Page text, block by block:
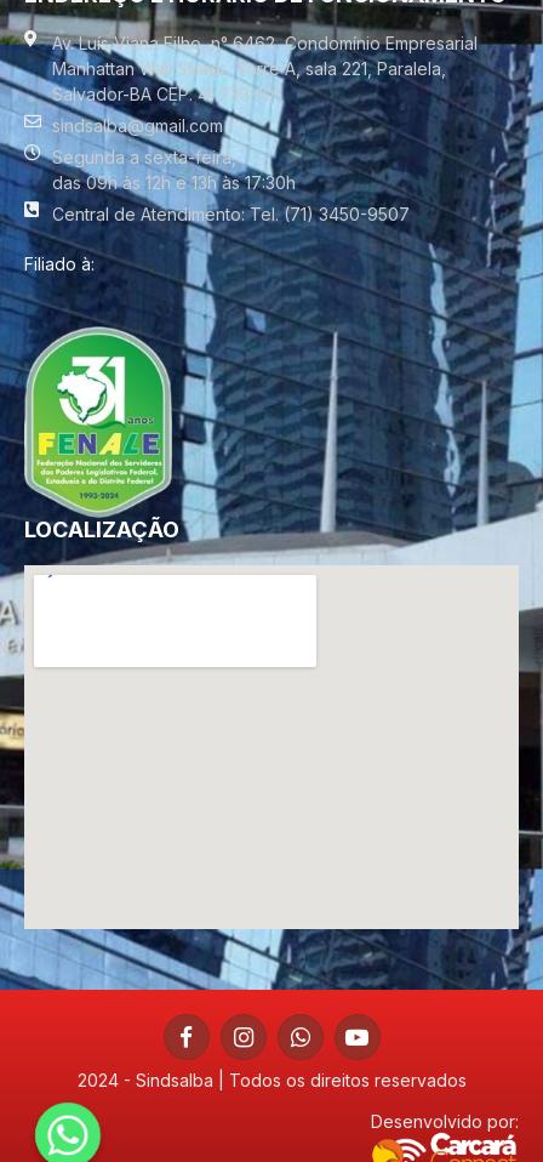
Av. Luís Viana Filho, n° 6462, Condomínio Empresarial
Manhattan Wall Street, Torre A, sala 221, Paralela,
Salvador-BA CEP. 41.730-101
sindsalba@gmail.com
Segunda a sexta-feira,
das 09h às 12h e 13h às 17:30h
Central de Atendimento: Tel. (71) 3450-9507
Filiado à:
LOCALIZAÇÃO
FacebookInstagramWhatsAppYouTube
2024 - Sindsalba | Todos os direitos reservados
Desenvolvido por: